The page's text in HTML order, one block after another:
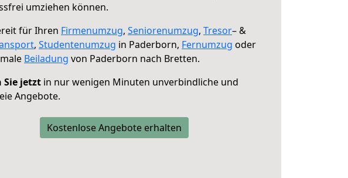
umziehen können.
für Ihren Firmenumzug, Seniorenumzug, Tresor– &
, Studentenumzug in Paderborn, Fernumzug oder
Beiladung von Paderborn nach Bretten.
Sie jetzt in nur wenigen Minuten unverbindliche und
Angebote.
Kostenlose Angebote erhalten